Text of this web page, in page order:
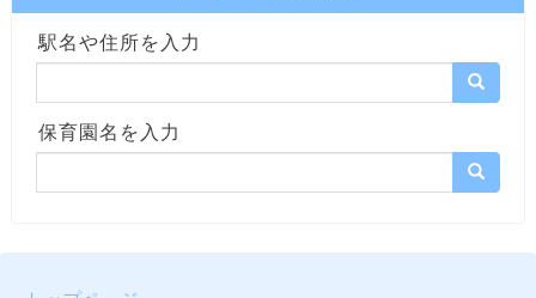
駅名や住所を入力
保育園名を入力